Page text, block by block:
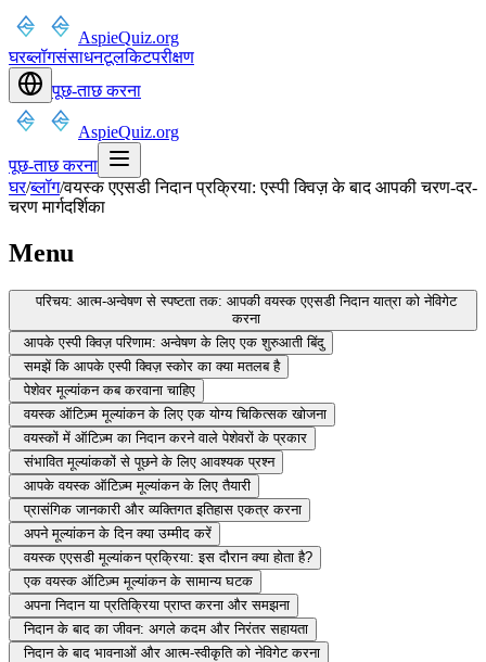
AspieQuiz.org
घरब्लॉगसंसाधनटूलकिटपरीक्षण
पूछ-ताछ करना
AspieQuiz.org
पूछ-ताछ करना
घर/ब्लॉग/वयस्क एएसडी निदान प्रक्रिया: एस्पी क्विज़ के बाद आपकी चरण-दर-
चरण मार्गदर्शिका
Menu
परिचय: आत्म-अन्वेषण से स्पष्टता तक: आपकी वयस्क एएसडी निदान यात्रा को नेविगेट
करना
आपके एस्पी क्विज़ परिणाम: अन्वेषण के लिए एक शुरुआती बिंदु
समझें कि आपके एस्पी क्विज़ स्कोर का क्या मतलब है
पेशेवर मूल्यांकन कब करवाना चाहिए
वयस्क ऑटिज़्म मूल्यांकन के लिए एक योग्य चिकित्सक खोजना
वयस्कों में ऑटिज़्म का निदान करने वाले पेशेवरों के प्रकार
संभावित मूल्यांककों से पूछने के लिए आवश्यक प्रश्न
आपके वयस्क ऑटिज़्म मूल्यांकन के लिए तैयारी
प्रासंगिक जानकारी और व्यक्तिगत इतिहास एकत्र करना
अपने मूल्यांकन के दिन क्या उम्मीद करें
वयस्क एएसडी मूल्यांकन प्रक्रिया: इस दौरान क्या होता है?
एक वयस्क ऑटिज़्म मूल्यांकन के सामान्य घटक
अपना निदान या प्रतिक्रिया प्राप्त करना और समझना
निदान के बाद का जीवन: अगले कदम और निरंतर सहायता
निदान के बाद भावनाओं और आत्म-स्वीकृति को नेविगेट करना